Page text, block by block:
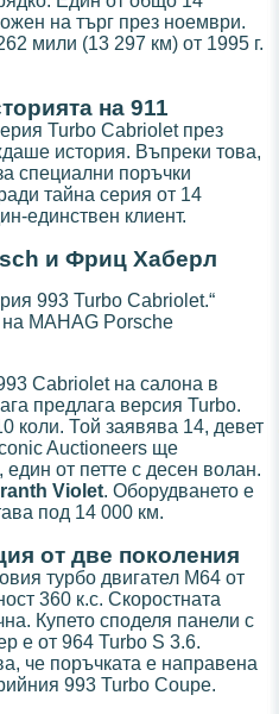
на търг през ноември.
мили (13 297 км) от 1995 г.
на 911
Turbo Cabriolet през
история. Въпреки това,
специални поръчки
тайна серия от 14
единствен клиент.
и Фриц Хаберл
993 Turbo Cabriolet.“
MAHAG Porsche
Cabriolet на салона в
предлага версия Turbo.
коли. Той заявява 14, девет
Auctioneers ще
от петте с десен волан.
Violet. Оборудването е
под 14 000 км.
от две поколения
турбо двигател M64 от
360 к.с. Скоростната
Купето споделя панели с
е от 964 Turbo S 3.6.
че поръчката е направена
993 Turbo Coupe.